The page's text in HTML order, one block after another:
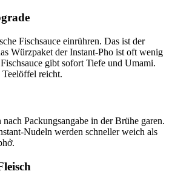
Fischsauce einrühren. Das ist der
Würzpaket der Instant-Pho ist oft wenig
gibt sofort Tiefe und Umami.
reicht.
Packungsangabe in der Brühe garen.
Nudeln werden schneller weich als